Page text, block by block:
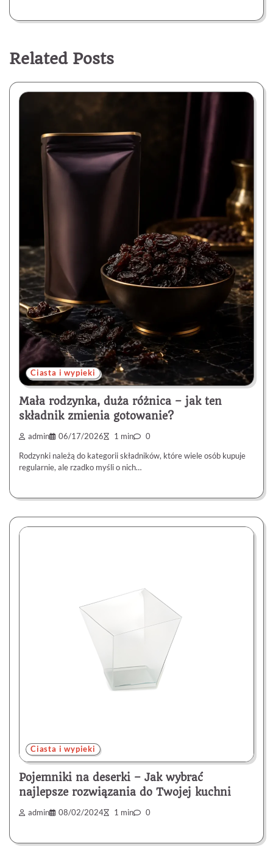
Related Posts
Ciasta i wypieki
Mała rodzynka, duża różnica – jak ten
składnik zmienia gotowanie?
admin 06/17/2026 1 min 0
Rodzynki należą do kategorii składników, które wiele osób kupuje
regularnie, ale rzadko myśli o nich…
Ciasta i wypieki
Pojemniki na deserki – Jak wybrać
najlepsze rozwiązania do Twojej kuchni
admin 08/02/2024 1 min 0